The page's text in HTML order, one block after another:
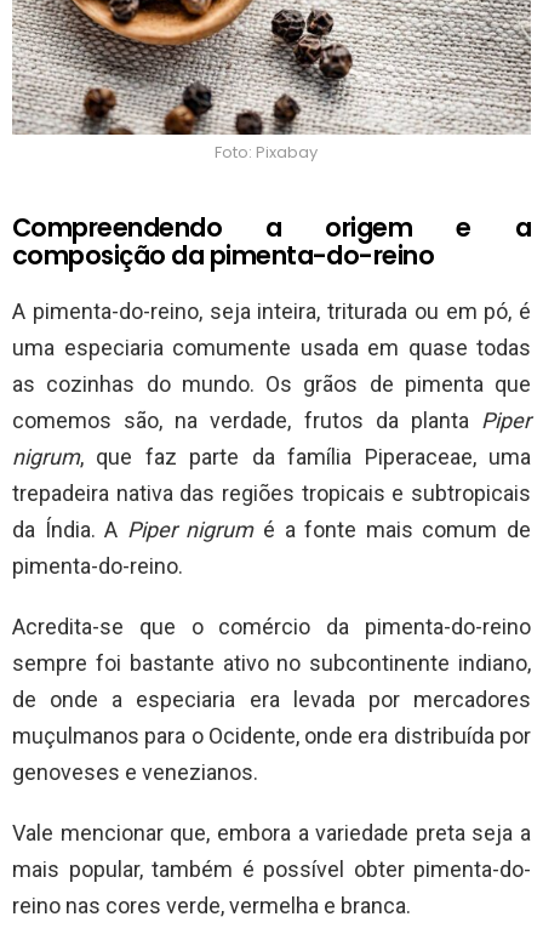
Foto: Pixabay
Compreendendo a origem e a
composição da pimenta-do-reino
A pimenta-do-reino, seja inteira, triturada ou em pó, é
uma especiaria comumente usada em quase todas
as cozinhas do mundo. Os grãos de pimenta que
comemos são, na verdade, frutos da planta Piper
nigrum, que faz parte da família Piperaceae, uma
trepadeira nativa das regiões tropicais e subtropicais
da Índia. A Piper nigrumé a fonte mais comum de
pimenta-do-reino.
Acredita-se que o comércio da pimenta-do-reino
sempre foi bastante ativo no subcontinente indiano,
de onde a especiaria era levada por mercadores
muçulmanos para o Ocidente, onde era distribuída por
genoveses e venezianos.
Vale mencionar que, embora a variedade preta seja a
mais popular, também é possível obter pimenta-do-
reino nas cores verde, vermelha e branca.